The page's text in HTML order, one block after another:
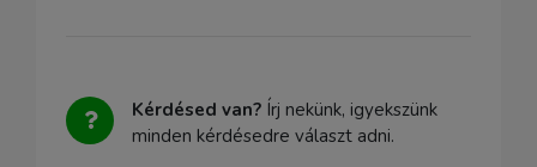
Kérdésed van? Írj nekünk, igyekszünk
minden kérdésedre választ adni.